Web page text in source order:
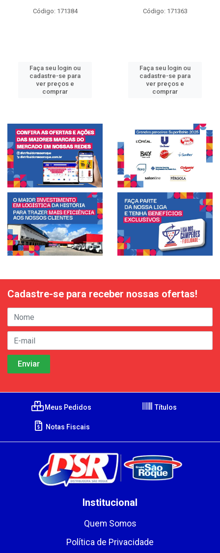
Código: 171384
Faça seu login ou
cadastre-se para
ver preços e
comprar
Código: 171363
Faça seu login ou
cadastre-se para
ver preços e
comprar
Cadastre-se para receber nossas ofertas!
Meus Pedidos Títulos
Notas Fiscais
Institucional
Quem Somos
Política de Privacidade